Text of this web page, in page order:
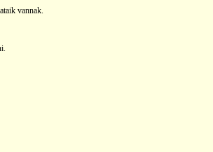
vannak.